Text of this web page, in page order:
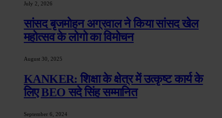
July 2, 2026
सांसद बृजमोहन अग्रवाल ने किया सांसद खेल
महोत्सव के लोगो का विमोचन
August 30, 2025
KANKER: शिक्षा के क्षेत्र में उत्कृष्ट कार्य के
लिए BEO सदे सिंह सम्मानित
September 6, 2024